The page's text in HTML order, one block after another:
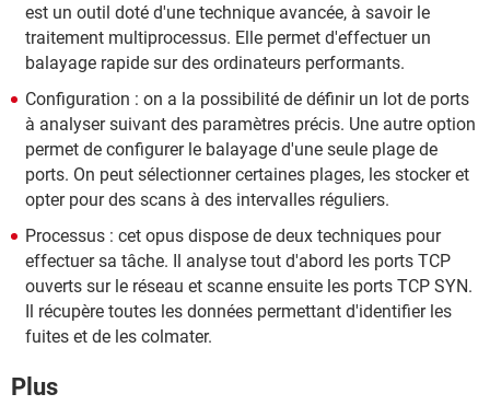
est un outil doté d'une technique avancée, à savoir le
traitement multiprocessus. Elle permet d'effectuer un
balayage rapide sur des ordinateurs performants.
Configuration : on a la possibilité de définir un lot de ports
à analyser suivant des paramètres précis. Une autre option
permet de configurer le balayage d'une seule plage de
ports. On peut sélectionner certaines plages, les stocker et
opter pour des scans à des intervalles réguliers.
Processus : cet opus dispose de deux techniques pour
effectuer sa tâche. Il analyse tout d'abord les ports TCP
ouverts sur le réseau et scanne ensuite les ports TCP SYN.
Il récupère toutes les données permettant d'identifier les
fuites et de les colmater.
Plus